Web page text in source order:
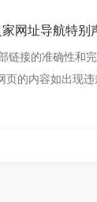
网址导航特别
接的准确性和
的内容如出现违